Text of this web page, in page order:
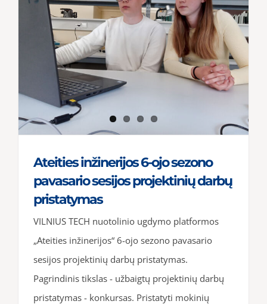
Ateities inžinerijos 6-ojo sezono
pavasario sesijos projektinių darbų
pristatymas
VILNIUS TECH nuotolinio ugdymo platformos
„Ateities inžinerijos“ 6-ojo sezono pavasario
sesijos projektinių darbų pristatymas.
Pagrindinis tikslas - užbaigtų projektinių darbų
pristatymas - konkursas. Pristatyti mokinių